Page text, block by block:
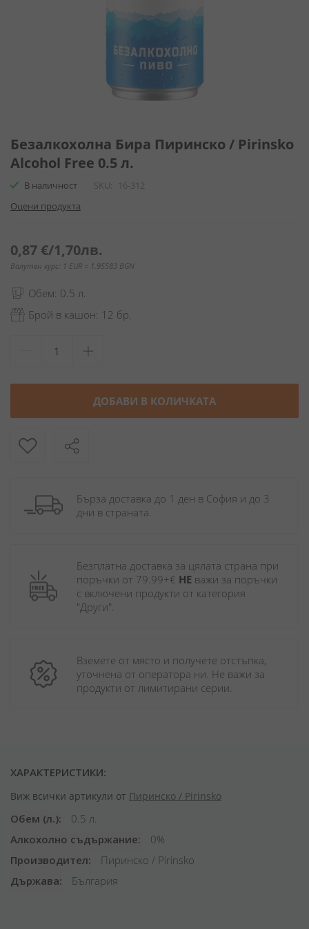
към
началото
на
галерия
снимки
Безалкохолна Бира Пиринско / Pirinsko
Alcohol Free 0.5 л.
В наличност SKU
16-312
Оцени продукта
0,87 €/1,70лв.
Валутен курс: 1 EUR = 1.95583 BGN
Обем: 0.5 л.
Брой в кашон: 12 бр.
ДОБАВИ В КОЛИЧКАТА
Бърза доставка до 1 ден в София и до 3
дни в страната.
Безплатна доставка за цялата страна при
поръчки от 79.99+€ НЕ важи за поръчки
с включени продукти от категория
"Други".
Вземете от място и получете отстъпка,
уточнена от оператора ни. Не важи за
продукти от лимитирани серии.
ХАРАКТЕРИСТИКИ:
Виж всички артикули от Пиринско / Pirinsko
Обем (л.)
0.5 л.
Алкохолно съдържание
0%
Производител
Пиринско / Pirinsko
Държава
България